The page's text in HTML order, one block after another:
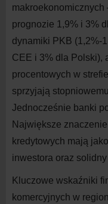
prognozie 1,9% i 3%
dynamiki PKB (1,2%-
CEE i 3% dla Polski),
procentowych w
sprzyjają
Jednocześnie banki
Największe
kredytowych mają
inwestora oraz
Kluczowe wskaźniki
komercyjnych w